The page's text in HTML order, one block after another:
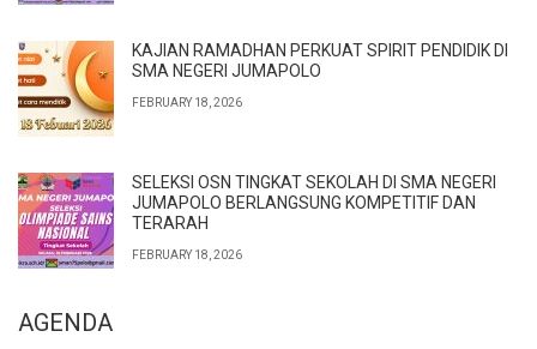
KAJIAN RAMADHAN PERKUAT SPIRIT PENDIDIK DI
SMA NEGERI JUMAPOLO
FEBRUARY 18, 2026
SELEKSI OSN TINGKAT SEKOLAH DI SMA NEGERI
JUMAPOLO BERLANGSUNG KOMPETITIF DAN
TERARAH
FEBRUARY 18, 2026
AGENDA